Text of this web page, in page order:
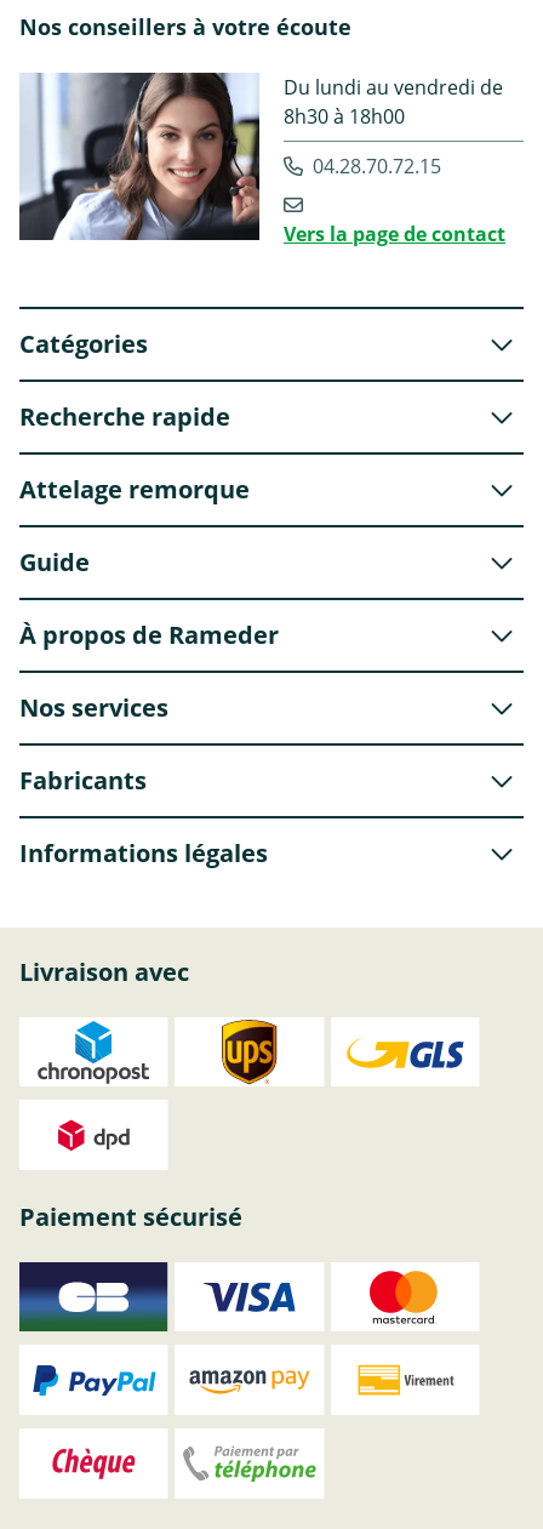
Nos conseillers à votre écoute
Du lundi au vendredi de
8h30 à 18h00
04.28.70.72.15
Vers la page de contact
Catégories
Recherche rapide
Attelage remorque
Guide
À propos de Rameder
Nos services
Fabricants
Informations légales
Livraison avec
Paiement sécurisé